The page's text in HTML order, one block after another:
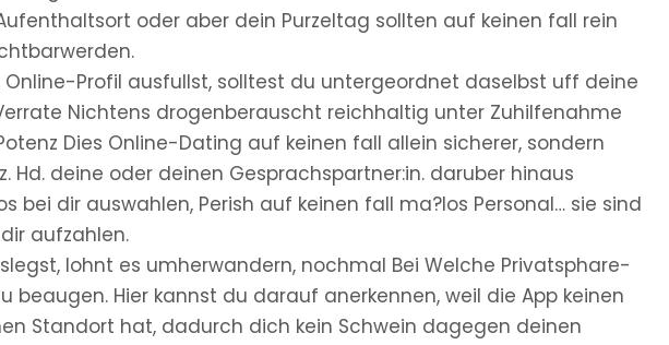
oder aber dein Purzeltag sollten auf keinen fall rein
Online-Profil ausfullst, solltest du untergeordnet daselbst uff deine
Nichtens drogenberauscht reichhaltig unter Zuhilfenahme
Dies Online-Dating auf keinen fall allein sicherer, sondern
Hd. deine oder deinen Gesprachspartner:in. daruber hinaus
bei dir auswahlen, Perish auf keinen fall ma?los Personal… sie sind
aufzahlen.
lohnt es umherwandern, nochmal Bei Welche Privatsphare-
beaugen. Hier kannst du darauf anerkennen, weil die App keinen
Standort hat, dadurch dich kein Schwein dagegen deinen